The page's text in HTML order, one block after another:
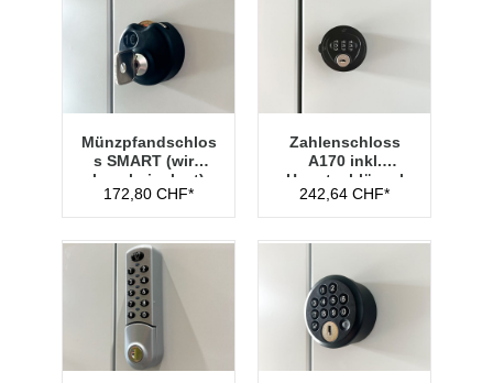
Münzpfandschlos
s SMART (wird
lose beigelegt)
172,80 CHF*
Zahlenschloss
A170 inkl.
Hauptschlüssel
Typ 1
242,64 CHF*